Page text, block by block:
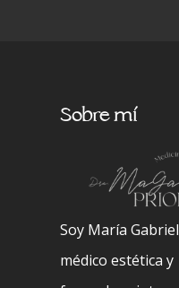
Sobre mí
Soy María
médico estética y